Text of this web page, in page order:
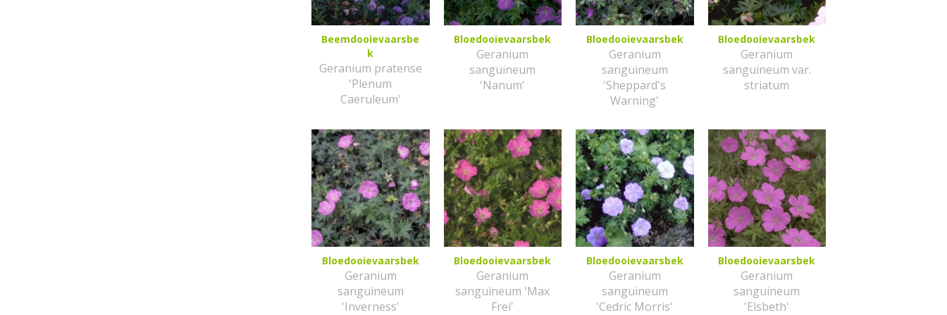
Beemdooievaarsbe
k
Geranium pratense
'Plenum
Caeruleum'
Bloedooievaarsbek
Geranium
sanguineum
'Nanum'
Bloedooievaarsbek
Geranium
sanguineum
'Sheppard's
Warning'
Bloedooievaarsbek
Geranium
sanguineum var.
striatum
Bloedooievaarsbek
Geranium
sanguineum
'Inverness'
Bloedooievaarsbek
Geranium
sanguineum 'Max
Frei'
Bloedooievaarsbek
Geranium
sanguineum
'Cedric Morris'
Bloedooievaarsbek
Geranium
sanguineum
'Elsbeth'